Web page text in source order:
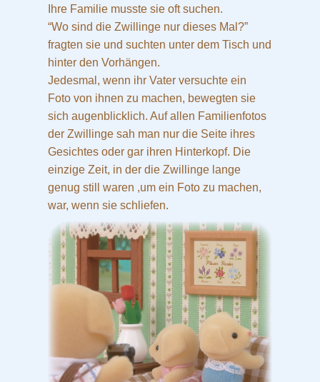
Ihre Familie musste sie oft suchen.
“Wo sind die Zwillinge nur dieses Mal?”
fragten sie und suchten unter dem Tisch und
hinter den Vorhängen.
Jedesmal, wenn ihr Vater versuchte ein
Foto von ihnen zu machen, bewegten sie
sich augenblicklich. Auf allen Familienfotos
der Zwillinge sah man nur die Seite ihres
Gesichtes oder gar ihren Hinterkopf. Die
einzige Zeit, in der die Zwillinge lange
genug still waren ,um ein Foto zu machen,
war, wenn sie schliefen.